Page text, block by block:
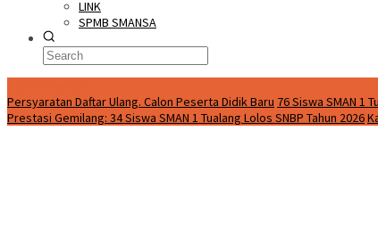
LINK
SPMB SMANSA
Persyaratan Daftar Ulang. Calon Peserta Didik Baru 76 Siswa SMAN 1
Prestasi Gemilang: 34 Siswa SMAN 1 Tualang Lolos SNBP Tahun 2026